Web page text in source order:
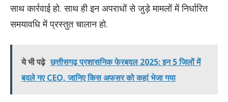
साथ कार्रवाई हो. साथ ही इन अपराधों से जुड़े मामलों में निर्धारित
समयावधि में प्रस्तुत चालान हो.
ये भी पढ़े छत्तीसगढ़ प्रशासनिक फेरबदल 2025: इन 5 जिलों में
बदले गए CEO, जानिए किस अफसर को कहां भेजा गया